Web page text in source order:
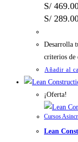
S/
S/
Desarrolla
criterios de
Añadir al
¡Oferta!
Cursos
Lean